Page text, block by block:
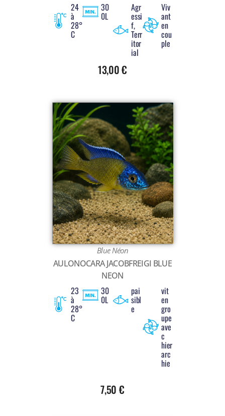
24
à
28°
C
30
0L
Agr
essi
f,
Terr
itor
ial
Viv
ant
en
cou
ple
13,00€
Blue Néon
AULONOCARA JACOBFREIGI BLUE
NEON
23
à
28°
C
30
0L
pai
sibl
e
vit
en
gro
upe
ave
c
hier
arc
hie
7,50€